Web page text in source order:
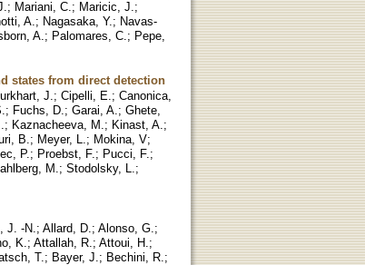
; Mariani, C. ; Maricic, J. ;
A. ; Nagasaka, Y. ; Navas-
A. ; Palomares, C. ; Pepe,
states from direct detection
J. ; Cipelli, E. ; Canonica,
; Fuchs, D. ; Garai, A. ; Ghete,
; Kaznacheeva, M. ; Kinast, A. ;
B. ; Meyer, L. ; Mokina, V;
P. ; Proebst, F. ; Pucci, F. ;
M. ; Stodolsky, L. ;
J. -N. ; Allard, D. ; Alonso, G. ;
K. ; Attallah, R. ; Attoui, H. ;
T. ; Bayer, J. ; Bechini, R. ;